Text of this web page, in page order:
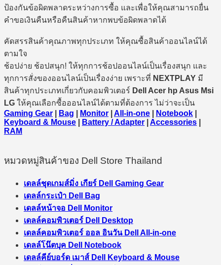
ป้องกันข้อผิดพลาดระหว่างการซื้อ และเพื่อให้คุณสามารถยื่น
คำขอเงินคืนหรือคืนสินค้าหากพบข้อผิดพลาดได้
คัดสรรสินค้าคุณภาพทุกประเภท ให้คุณซื้อสินค้าออนไลน์ได้
ตามใจ
ช้อปง่าย ช้อปสนุก! ให้ทุกการช้อปออนไลน์เป็นเรื่องสนุก และ
ทุกการสั่งของออนไลน์เป็นเรื่องง่าย เพราะที่ NEXTPLAY มี
สินค้าทุกประเภทเกี่ยวกับคอมพิวเตอร์ Dell Acer hp Asus Msi
LG ให้คุณเลือกซื้อออนไลน์ได้ตามที่ต้องการ ไม่ว่าจะเป็น
Gaming Gear
Bag Monitor All-in-one Notebook
Keyboard & Mouse
Battery / Adapter Accessories
RAM
หมวดหมู่สินค้าของ Dell Store Thailand
เดลล์ชุดเกมส์มิ่ง เกียร์ Dell Gaming Gear
เดลล์กระเป๋า Dell Bag
เดลล์หน้าจอ Dell Monitor
เดลล์คอมพิวเตอร์ Dell Desktop
เดลล์คอมพิวเตอร์ ออล อินวัน Dell All-in-one
เดลล์โน๊ตบุค Dell Notebook
เดลล์คีย์บอร์ด เมาส์ Dell Keyboard & Mouse